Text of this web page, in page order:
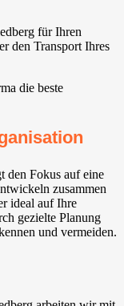
für Ihren
den Transport Ihres
die beste
den Fokus auf eine
zusammen
ideal auf Ihre
gezielte Planung
und vermeiden.